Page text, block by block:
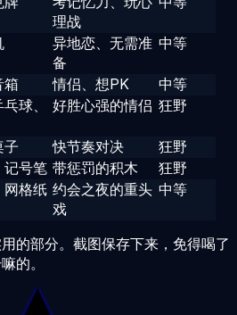
理战
异地恋、无需准
备
中等
箱 情侣、想PK
中等
球、
好胜心强的情侣 狂野
子 快节奏对决
狂野
记号笔 带惩罚的积木
狂野
网格纸 约会之夜的重头
戏
中等
的部分。截图保存下来，免得喝了
的。